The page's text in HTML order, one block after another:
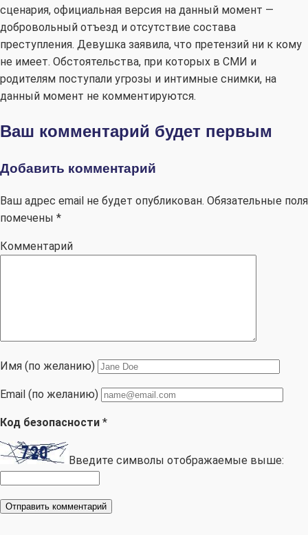
сценария, официальная версия на данный момент —
добровольный отъезд и отсутствие состава
преступления. Девушка заявила, что претензий ни к кому
не имеет. Обстоятельства, при которых в СМИ и
родителям поступали угрозы и интимные снимки, на
данный момент не комментируются.
Ваш комментарий будет первым
Добавить комментарий
Ваш адрес email не будет опубликован. Обязательные поля
помечены *
Комментарий
Имя (по желанию)
Email (по желанию)
Код безопасности *
Введите символы отображаемые выше: